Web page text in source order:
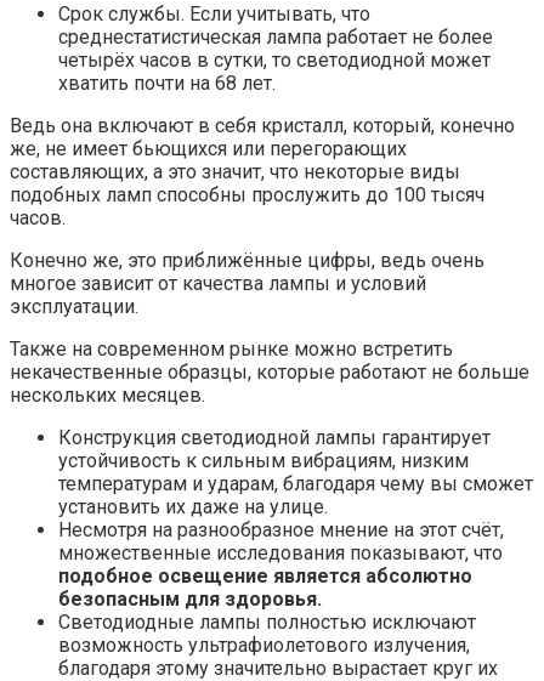
Срок службы. Если учитывать, что
среднестатистическая лампа работает не более
четырёх часов в сутки, то светодиодной может
хватить почти на 68 лет.
Ведь она включают в себя кристалл, который, конечно
же, не имеет бьющихся или перегорающих
составляющих, а это значит, что некоторые виды
подобных ламп способны прослужить до 100 тысяч
часов.
Конечно же, это приближённые цифры, ведь очень
многое зависит от качества лампы и условий
эксплуатации.
Также на современном рынке можно встретить
некачественные образцы, которые работают не больше
нескольких месяцев.
Конструкция светодиодной лампы гарантирует
устойчивость к сильным вибрациям, низким
температурам и ударам, благодаря чему вы сможет
установить их даже на улице.
Несмотря на разнообразное мнение на этот счёт,
множественные исследования показывают, что
подобное освещение является абсолютно
безопасным для здоровья.
Светодиодные лампы полностью исключают
возможность ультрафиолетового излучения,
благодаря этому значительно вырастает круг их